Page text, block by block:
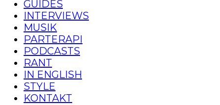
GUIDES
INTERVIEWS
MUSIK
PARTERAPI
PODCASTS
RANT
IN ENGLISH
STYLE
KONTAKT